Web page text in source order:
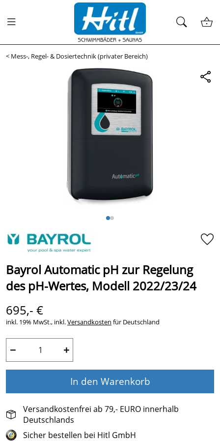
< Mess-, Regel- & Dosiertechnik (privater Bereich)
Bayrol Automatic pH zur Regelung
des pH-Wertes, Modell 2022/23/24
695,- €
inkl. 19% MwSt., inkl.Versandkosten für Deutschland
− +
In den Warenkorb
Versandkostenfrei ab 79,- EURO innerhalb
Deutschlands
Sicher bestellen bei Hitl GmbH